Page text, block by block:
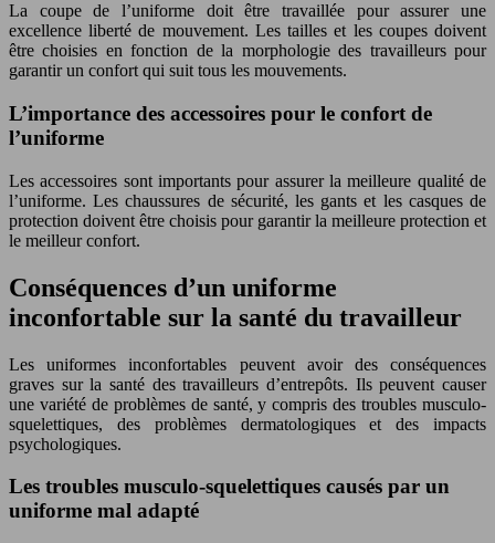
La coupe de l’uniforme doit être travaillée pour assurer une
excellence liberté de mouvement. Les tailles et les coupes doivent
être choisies en fonction de la morphologie des travailleurs pour
garantir un confort qui suit tous les mouvements.
L’importance des accessoires pour le confort de
l’uniforme
Les accessoires sont importants pour assurer la meilleure qualité de
l’uniforme. Les chaussures de sécurité, les gants et les casques de
protection doivent être choisis pour garantir la meilleure protection et
le meilleur confort.
Conséquences d’un uniforme
inconfortable sur la santé du travailleur
Les uniformes inconfortables peuvent avoir des conséquences
graves sur la santé des travailleurs d’entrepôts. Ils peuvent causer
une variété de problèmes de santé, y compris des troubles musculo-
squelettiques, des problèmes dermatologiques et des impacts
psychologiques.
Les troubles musculo-squelettiques causés par un
uniforme mal adapté